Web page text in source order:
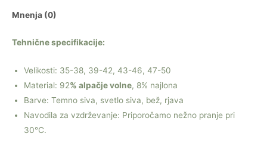
Mnenja (0)
Tehnične specifikacije:
Velikosti: 35-38, 39-42, 43-46, 47-50
Material: 92% alpačje volne, 8% najlona
Barve: Temno siva, svetlo siva, bež, rjava
Navodila za vzdrževanje: Priporočamo nežno pranje pri
30°C.